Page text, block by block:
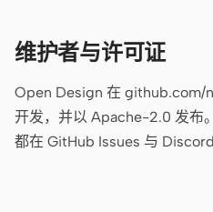
教程
下载桌面端
维护者与许可证
Open Design 在
开发，并以 Apache-2.0 发布
都在 GitHub Issues 与 Discord